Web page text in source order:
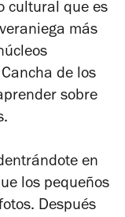
cultural que es
más
de los
sobre
en
los pequeños
Después